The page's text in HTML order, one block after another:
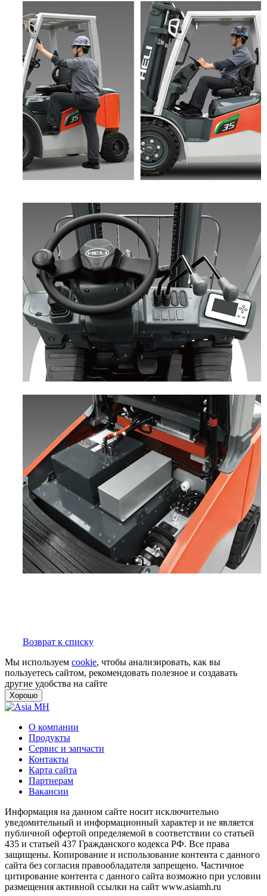
Возврат к списку
Мы используем cookie, чтобы анализировать, как вы
пользуетесь сайтом, рекомендовать полезное и создавать
другие удобства на сайте
Хорошо
О компании
Продукты
Сервис и запчасти
Контакты
Карта сайта
Партнерам
Вакансии
Информация на данном сайте носит исключительно
уведомительный и информационный характер и не является
публичной офертой определяемой в соответствии со статьей
435 и статьей 437 Гражданского кодекса РФ. Все права
защищены. Копирование и использование контента с данного
сайта без согласия правообладателя запрещено. Частичное
цитирование контента с данного сайта возможно при условии
размещения активной ссылки на сайт www.asiamh.ru